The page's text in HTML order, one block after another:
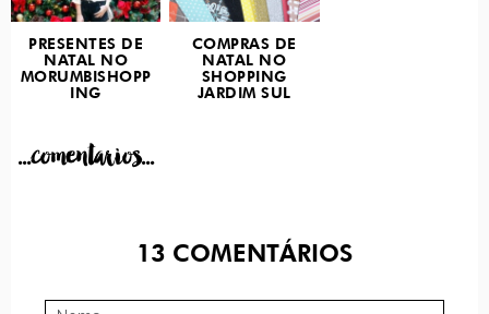
PRESENTES DE
NATAL NO
MORUMBISHOPP
ING
COMPRAS DE
NATAL NO
SHOPPING
JARDIM SUL
...comentarios...
13 COMENTÁRIOS